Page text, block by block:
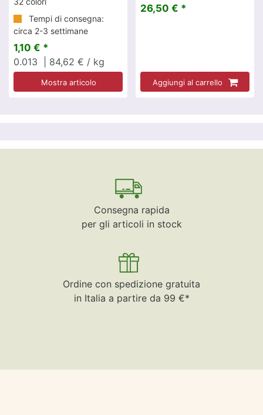
Tempi di consegna:
circa 2-3 settimane
1,10 € *
0.013
| 84,62 € / kg
Mostra articolo
26,50 € *
Aggiungi al carrello
Consegna rapida
per gli articoli in stock
Ordine con spedizione gratuita
in Italia a partire da 99 €*